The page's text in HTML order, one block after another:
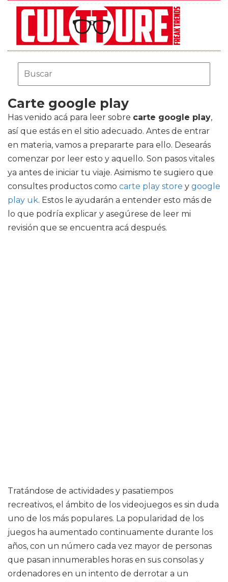
Carte google play
Has venido acá para leer sobre carte google play,
así que estás en el sitio adecuado. Antes de entrar
en materia, vamos a prepararte para ello. Desearás
comenzar por leer esto y aquello. Son pasos vitales
ya antes de iniciar tu viaje. Asimismo te sugiero que
consultes productos como carte play store y google
play uk. Estos le ayudarán a entender esto más de
lo que podría explicar y asegúrese de leer mi
revisión que se encuentra acá después.
Tratándose de actividades y pasatiempos
recreativos, el ámbito de los videojuegos es sin duda
uno de los más populares. La popularidad de los
juegos ha aumentado continuamente durante los
años, con un número cada vez mayor de personas
que pasan innumerables horas en sus consolas y
ordenadores en un intento de derrotar a un